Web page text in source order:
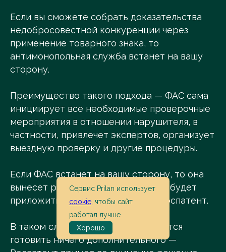
Если вы сможете собрать доказательства
недобросовестной конкуренции через
применение товарного знака, то
антимонопольная служба встанет на вашу
сторону.
Преимущество такого подхода — ФАС сама
инициирует все необходимые проверочные
мероприятия в отношении нарушителя, в
частности, привлечет экспертов, организует
выездную проверку и другие процедуры.
Если ФАС встанет на вашу сторону, то она
вынесет решение, которое можно будет
приложить уже к возражению в Роспатент.
В таком случае вам даже не придется
готовить ничего дополнительного —
Сервис Prilan использует
cookie , чтобы сайт
работал лучше
Хорошо